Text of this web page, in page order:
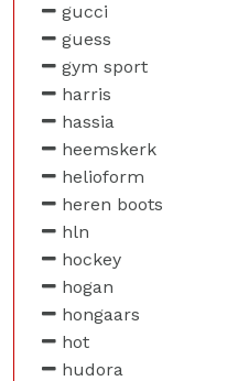
gucci
guess
gym sport
harris
hassia
heemskerk
helioform
heren boots
hln
hockey
hogan
hongaars
hot
hudora